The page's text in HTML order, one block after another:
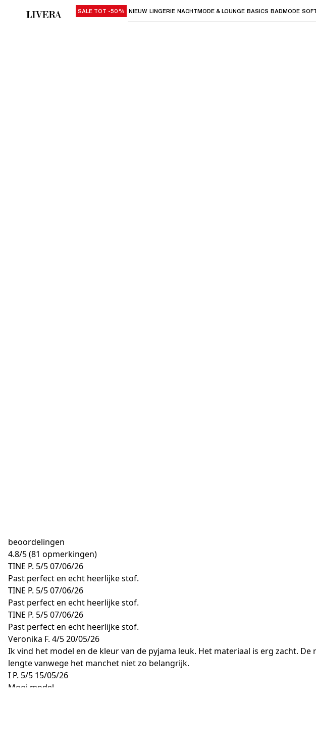
Gebruik "Pijl omlaag" of "Enter" om submenu's te openen
SALE TOT -50% NIEUW LINGERIE NACHTMODE & LOUNGE BASICS BADMODE
beoordelingen
4.8/5(81 opmerkingen)
TINE P. 5/507/06/26
Past perfect en echt heerlijke stof.
TINE P. 5/507/06/26
Past perfect en echt heerlijke stof.
TINE P. 5/507/06/26
Past perfect en echt heerlijke stof.
Veronika F. 4/520/05/26
Ik vind het model en de kleur van de pyjama leuk. Het materiaal is erg zacht.
lengte vanwege het manchet niet zo belangrijk.
I P. 5/5 15/05/26
Mooi model